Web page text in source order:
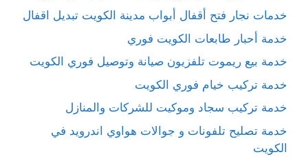
خدمات نجار فتح أقفال أبواب مدينة الكويت تبديل اقفال
خدمة أحبار طابعات الكويت فوري
خدمة بيع ريموت تلفزيون صيانة وتوصيل فوري الكويت
خدمة تركيب خيام فوري الكويت
خدمة تركيب سجاد وموكيت للشركات والمنازل
خدمة تصليح تلفونات و جوالات هواوي اندرويد في
الكويت